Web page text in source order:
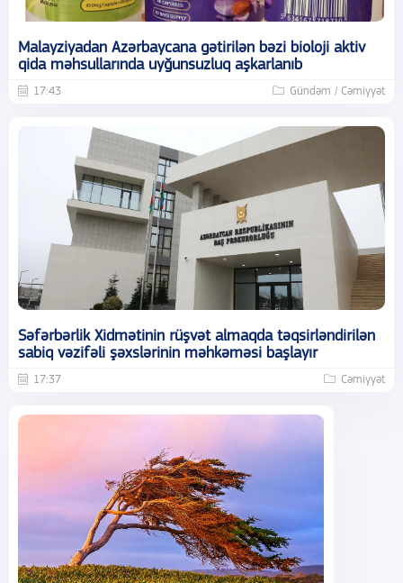
Malayziyadan Azərbaycana gətirilən bəzi bioloji aktiv
qida məhsullarında uyğunsuzluq aşkarlanıb
17:43 Gündəm / Cəmiyyət
Səfərbərlik Xidmətinin rüşvət almaqda təqsirləndirilən
sabiq vəzifəli şəxslərinin məhkəməsi başlayır
17:37 Cəmiyyət